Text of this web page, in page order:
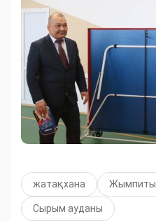
жатақхана Жымпиты
Сырым ауданы